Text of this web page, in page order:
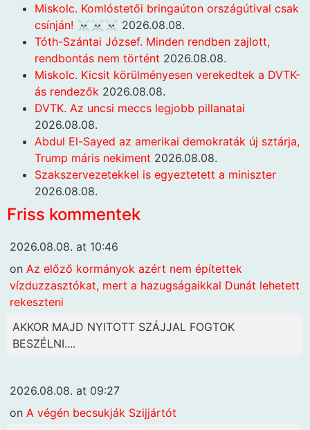
Miskolc. Komlóstetői bringaúton országútival csak
csínján! ☠️☠️☠️ 2026.08.08.
Tóth-Szántai József. Minden rendben zajlott,
rendbontás nem történt 2026.08.08.
Miskolc. Kicsit körülményesen verekedtek a DVTK-
ás rendezők 2026.08.08.
DVTK. Az uncsi meccs legjobb pillanatai
2026.08.08.
Abdul El-Sayed az amerikai demokraták új sztárja,
Trump máris nekiment 2026.08.08.
Szakszervezetekkel is egyeztetett a miniszter
2026.08.08.
Friss kommentek
2026.08.08. at 10:46
on Az előző kormányok azért nem építettek
vízduzzasztókat, mert a hazugságaikkal Dunát lehetett
rekeszteni
AKKOR MAJD NYITOTT SZÁJJAL FOGTOK
BESZÉLNI....
2026.08.08. at 09:27
on A végén becsukják Szijjártót